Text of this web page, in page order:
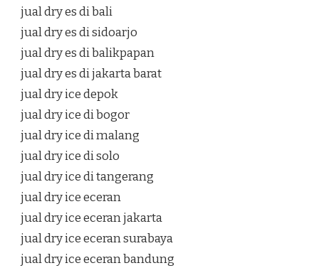
jual dry es di bali
jual dry es di sidoarjo
jual dry es di balikpapan
jual dry es di jakarta barat
jual dry ice depok
jual dry ice di bogor
jual dry ice di malang
jual dry ice di solo
jual dry ice di tangerang
jual dry ice eceran
jual dry ice eceran jakarta
jual dry ice eceran surabaya
jual dry ice eceran bandung